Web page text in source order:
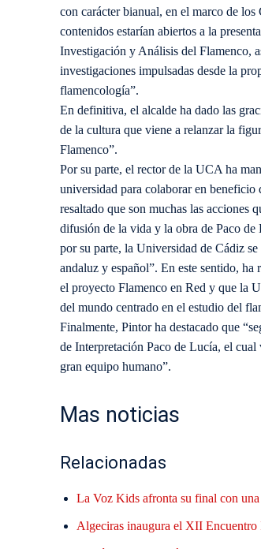
con carácter bianual, en el marco de
contenidos estarían abiertos a la
Investigación y Análisis del Flamenco,
investigaciones impulsadas desde la
flamencología”.
En definitiva, el alcalde ha dado las
de la cultura que viene a relanzar la
Flamenco”.
Por su parte, el rector de la UCA ha
universidad para colaborar en
resaltado que son muchas las acciones
difusión de la vida y la obra de Paco
por su parte, la Universidad de Cádiz
andaluz y español”. En este sentido,
el proyecto Flamenco en Red y que la
del mundo centrado en el estudio del
Finalmente, Pintor ha destacado que
de Interpretación Paco de Lucía, el
gran equipo humano”.
Mas noticias
Relacionadas
La Voz Kids afronta su final con
Algeciras inaugura el XII Encuentro